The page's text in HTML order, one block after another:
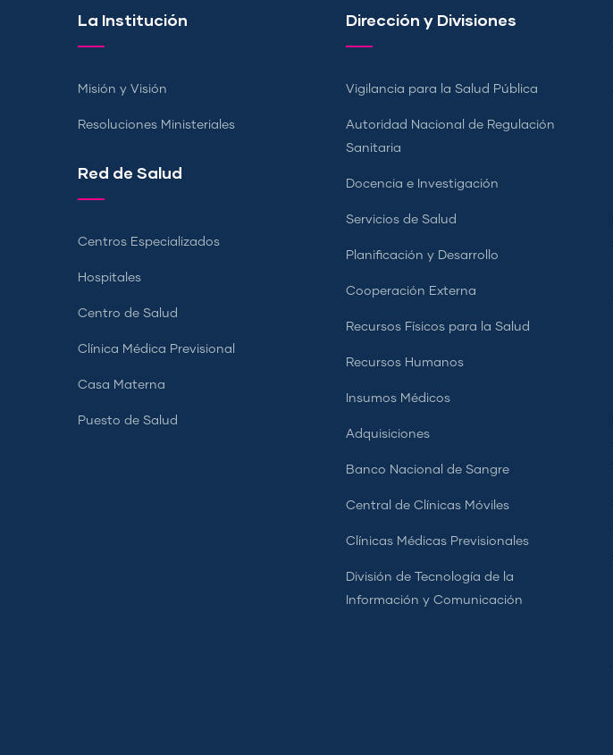
La Institución
Misión y Visión
Resoluciones Ministeriales
Red de Salud
Centros Especializados
Hospitales
Centro de Salud
Clínica Médica Previsional
Casa Materna
Puesto de Salud
Dirección y Divisiones
Vigilancia para la Salud Pública
Autoridad Nacional de Regulación
Sanitaria
Docencia e Investigación
Servicios de Salud
Planificación y Desarrollo
Cooperación Externa
Recursos Físicos para la Salud
Recursos Humanos
Insumos Médicos
Adquisiciones
Banco Nacional de Sangre
Central de Clínicas Móviles
Clínicas Médicas Previsionales
División de Tecnología de la
Información y Comunicación